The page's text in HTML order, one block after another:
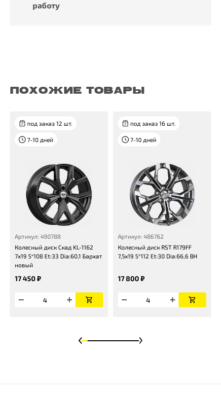
работу
ПОХОЖИЕ ТОВАРЫ
под заказ 12 шт.
7-10 дней
Артикул: 490788
Колесный диск Скад KL-1162
7x19 5*108 Et:33 Dia:60,1 Бархат
новый
17 450 ₽
под заказ 16 шт.
7-10 дней
Артикул: 486762
Колесный диск RST R179FF
7,5x19 5*112 Et:30 Dia:66,6 BH
17 800 ₽